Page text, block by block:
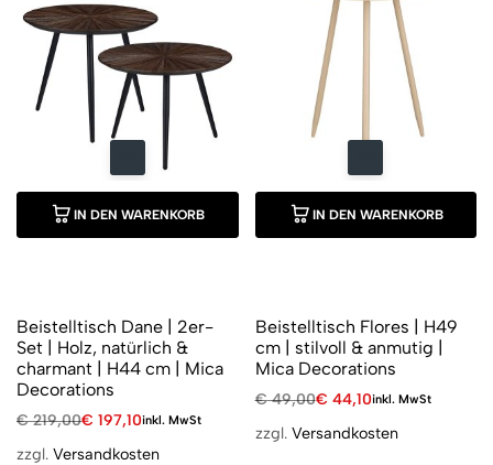
IN DEN WARENKORB
Beistelltisch Dane | 2er-
Set | Holz, natürlich &
charmant | H44 cm | Mica
Decorations
€219,00€ 197,10inkl. MwSt
zzgl. Versandkosten
IN DEN WARENKORB
Beistelltisch Flores | H49
cm | stilvoll & anmutig |
Mica Decorations
€49,00€ 44,10inkl. MwSt
zzgl. Versandkosten